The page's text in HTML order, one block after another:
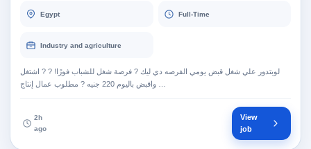
Egypt Full-Time
Industry and agriculture
لوبتدور علي شغل قبض يومي الفرصه دي ليك ? فرصة شغل للشباب فورًا! ? ? اشتغل
2h
ago
View
job